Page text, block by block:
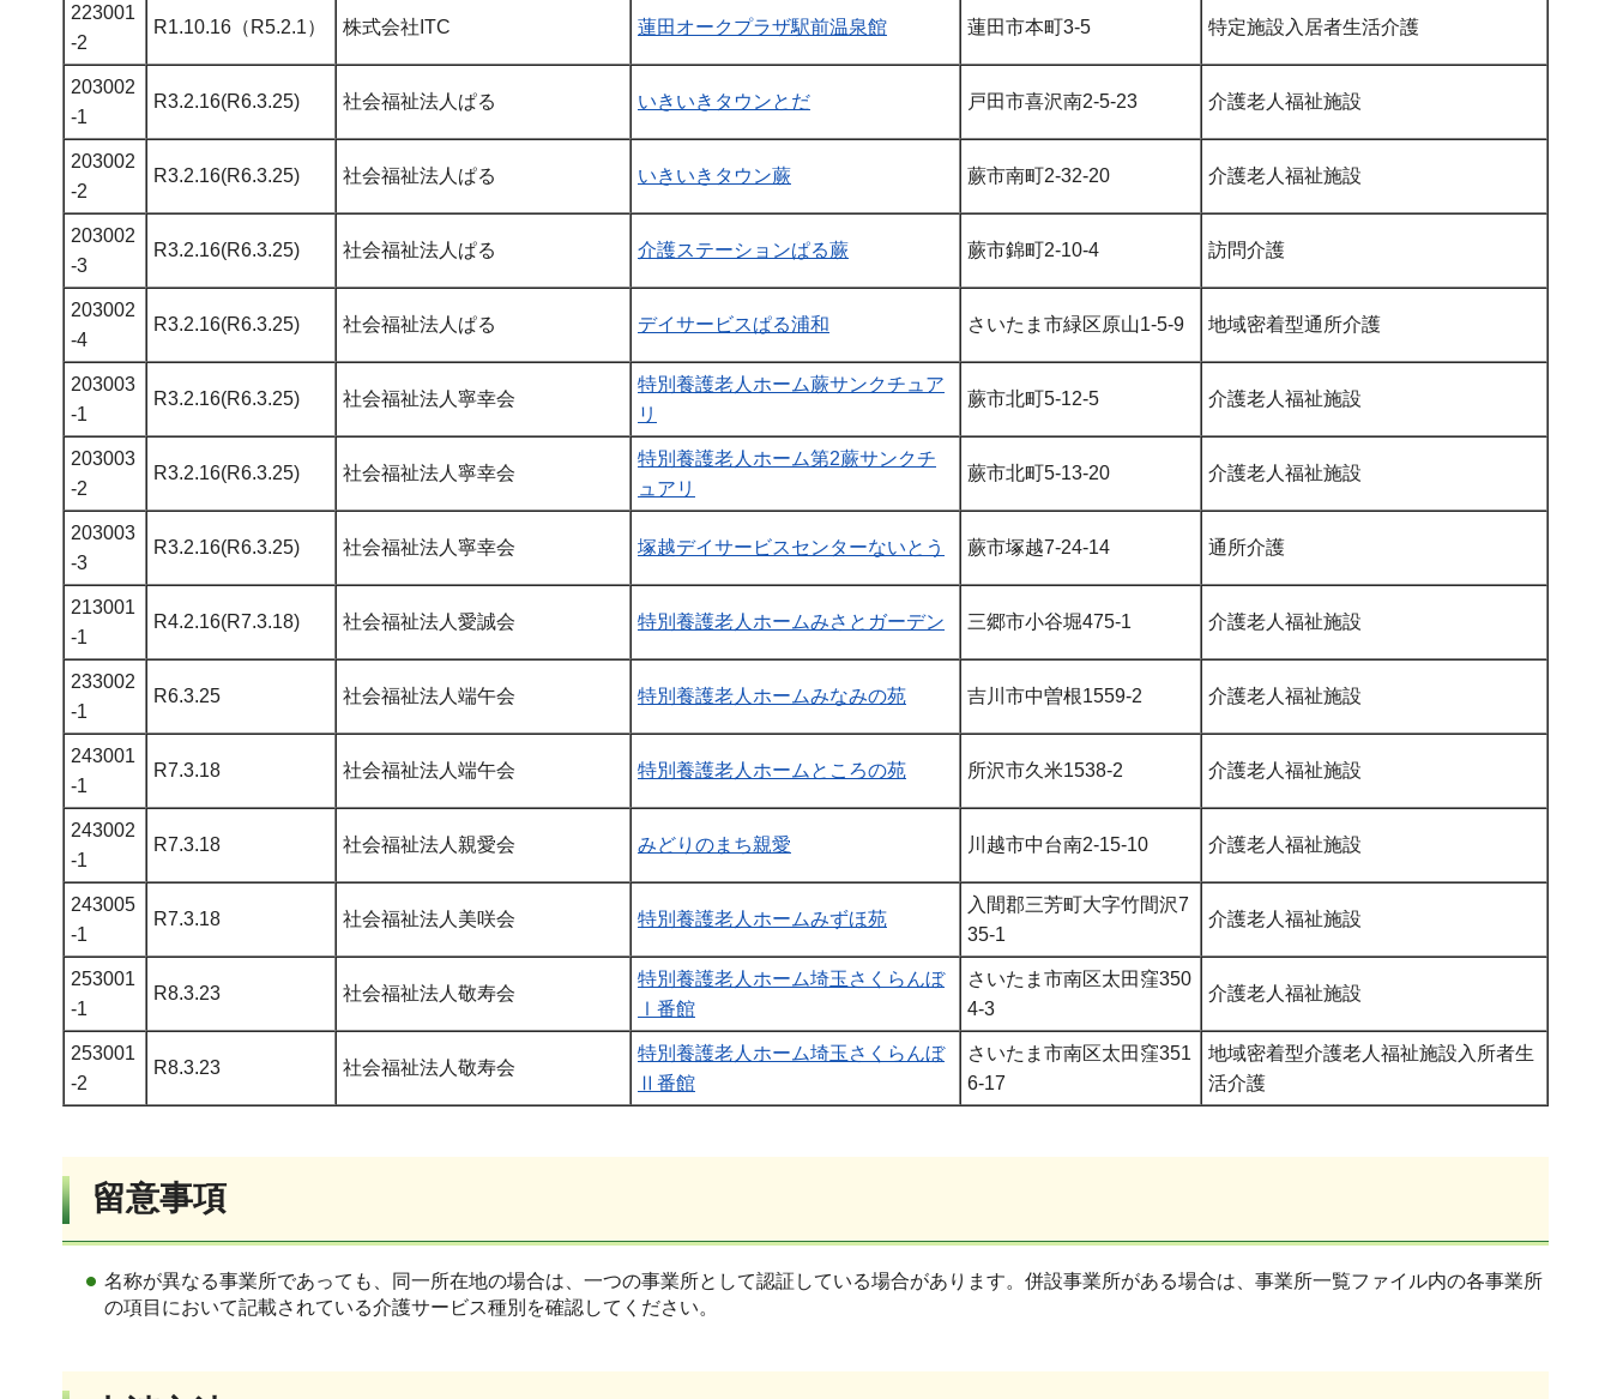
223001
-2
R1.10.16（R5.2.1） 株式会社ITC 蓮田オークプラザ駅前温泉館 蓮田市本町3-5 特定施設入居者生活介護
203002
-1
R3.2.16(R6.3.25) 社会福祉法人ぱる いきいきタウンとだ 戸田市喜沢南2-5-23 介護老人福祉施設
203002
-2
R3.2.16(R6.3.25) 社会福祉法人ぱる いきいきタウン蕨 蕨市南町2-32-20 介護老人福祉施設
203002
-3
R3.2.16(R6.3.25) 社会福祉法人ぱる 介護ステーションぱる蕨 蕨市錦町2-10-4 訪問介護
203002
-4
R3.2.16(R6.3.25) 社会福祉法人ぱる デイサービスぱる浦和 さいたま市緑区原山1-5-9 地域密着型通所介護
203003
-1
R3.2.16(R6.3.25) 社会福祉法人寧幸会
特別養護老人ホーム蕨サンクチュア
リ
蕨市北町5-12-5 介護老人福祉施設
203003
-2
R3.2.16(R6.3.25) 社会福祉法人寧幸会
特別養護老人ホーム第2蕨サンクチ
ュアリ
蕨市北町5-13-20 介護老人福祉施設
203003
-3
R3.2.16(R6.3.25) 社会福祉法人寧幸会 塚越デイサービスセンターないとう 蕨市塚越7-24-14 通所介護
213001
-1
R4.2.16(R7.3.18) 社会福祉法人愛誠会 特別養護老人ホームみさとガーデン 三郷市小谷堀475-1 介護老人福祉施設
233002
-1
R6.3.25 社会福祉法人端午会 特別養護老人ホームみなみの苑 吉川市中曽根1559-2 介護老人福祉施設
243001
-1
R7.3.18 社会福祉法人端午会 特別養護老人ホームところの苑 所沢市久米1538-2 介護老人福祉施設
243002
-1
R7.3.18 社会福祉法人親愛会 みどりのまち親愛 川越市中台南2-15-10 介護老人福祉施設
243005
-1
R7.3.18 社会福祉法人美咲会 特別養護老人ホームみずほ苑
入間郡三芳町大字竹間沢7
35-1
介護老人福祉施設
253001
-1
R8.3.23 社会福祉法人敬寿会
特別養護老人ホーム埼玉さくらんぼ
Ⅰ番館
さいたま市南区太田窪350
4-3
介護老人福祉施設
253001
-2
R8.3.23 社会福祉法人敬寿会
特別養護老人ホーム埼玉さくらんぼ
Ⅱ番館
さいたま市南区太田窪351
6-17
地域密着型介護老人福祉施設入所者生
活介護
留意事項
名称が異なる事業所であっても、同一所在地の場合は、一つの事業所として認証している場合があります。併設事業所がある場合は、事業所一覧ファイル内の各事業所
の項目において記載されている介護サービス種別を確認してください。